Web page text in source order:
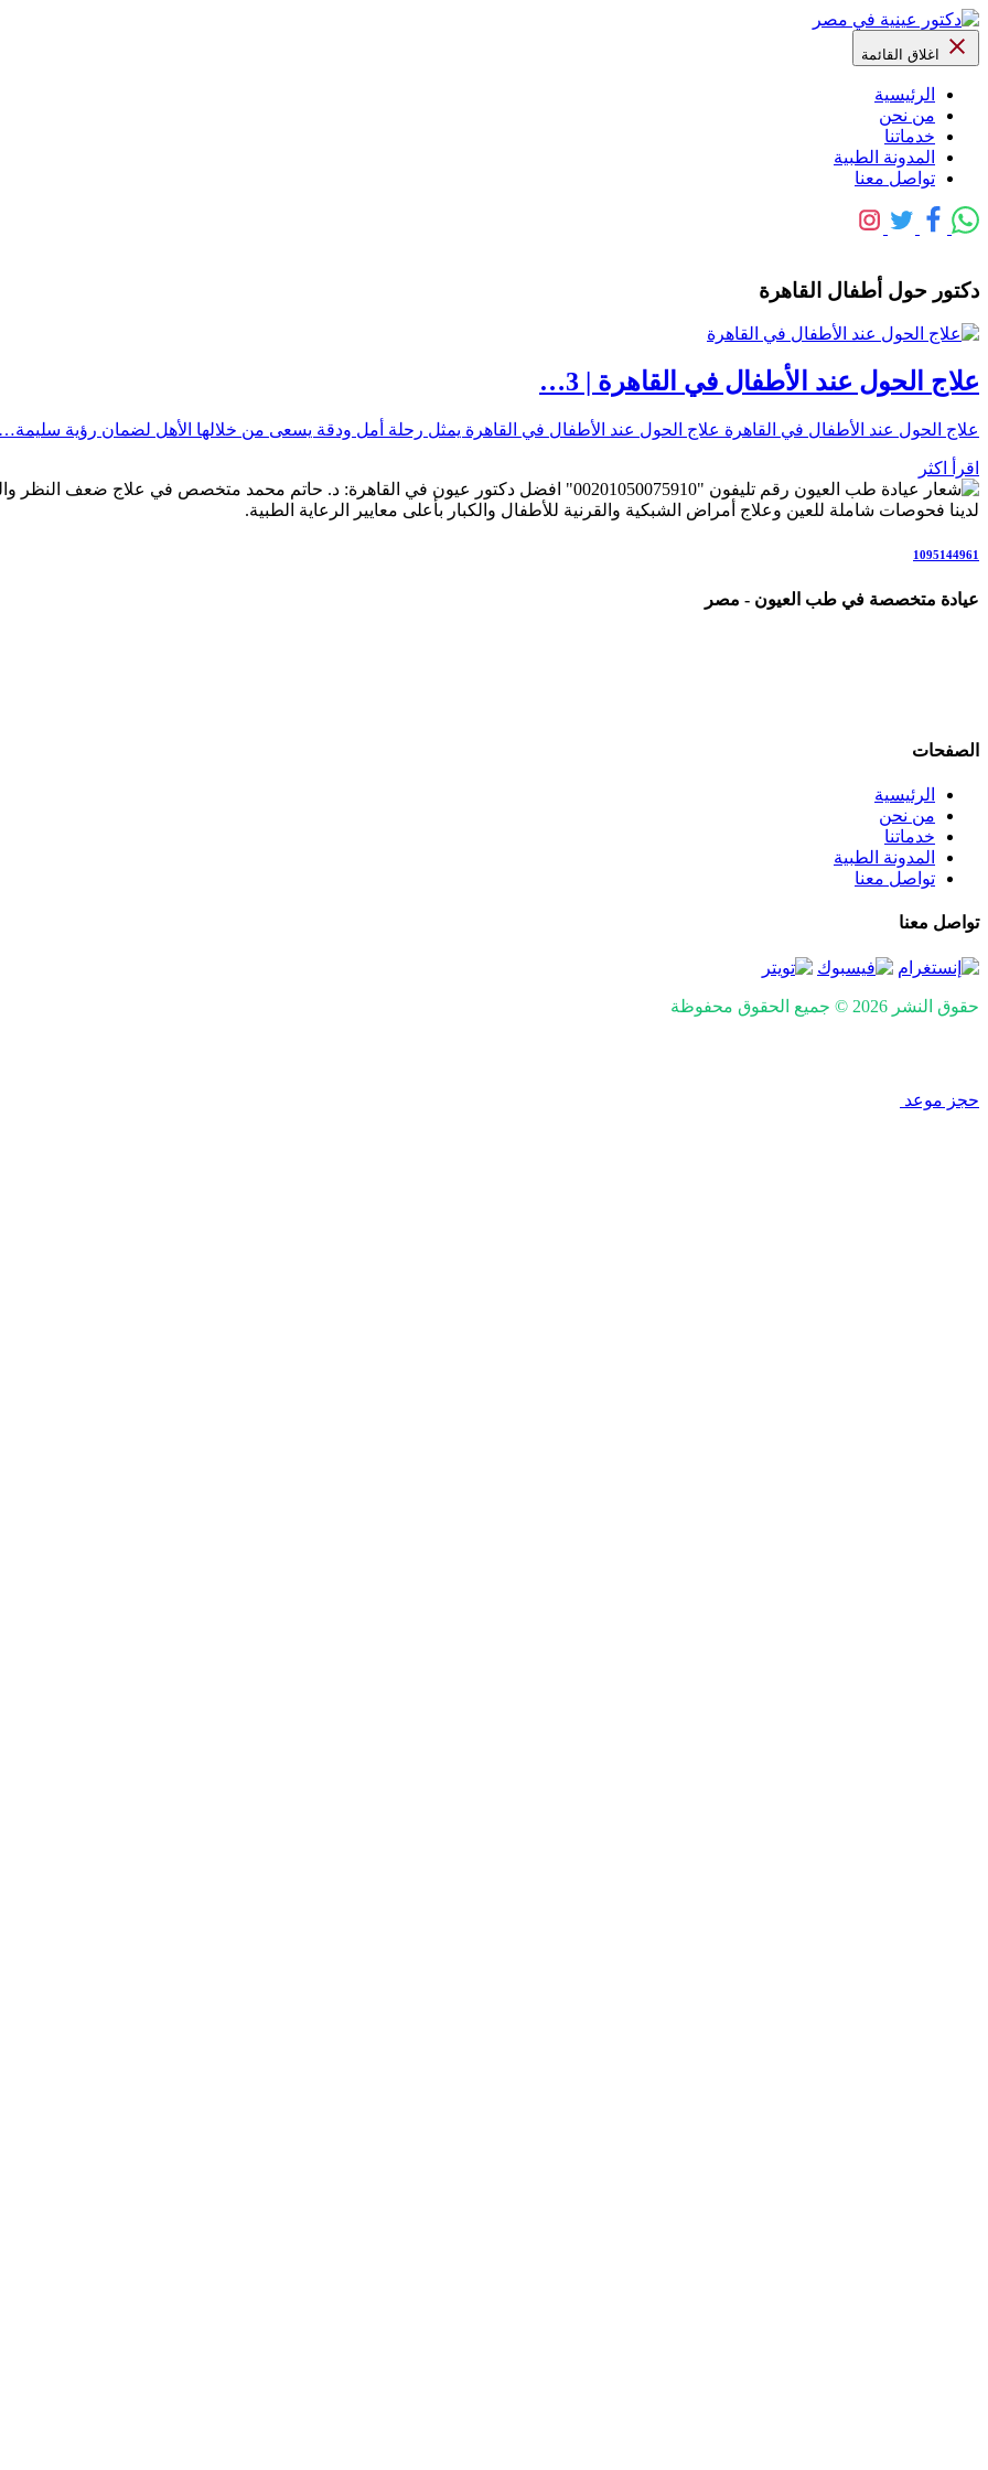
اغلاق القائمة
الرئيسية
من نحن
خدماتنا
المدونة الطبية
تواصل معنا
دكتور حول أطفال القاهرة
علاج الحول عند الأطفال في القاهرة | 3…
علاج الحول عند الأطفال في القاهرة علاج الحول عند الأطفال في القاهرة يمثل رحلة أمل ودقة يسعى من خلالها الأهل لضمان رؤية سليمة…
اقرأ اكثر
رقم تليفون "00201050075910" افضل دكتور عيون في القاهرة: د. حاتم محمد متخصص في علاج ضعف
لدينا فحوصات شاملة للعين وعلاج أمراض الشبكية والقرنية للأطفال والكبار بأعلى معايير الرعاية الطبية.
1095144961
عيادة متخصصة في طب العيون - مصر
الصفحات
الرئيسية
من نحن
خدماتنا
المدونة الطبية
تواصل معنا
تواصل معنا
حقوق النشر 2026 © جميع الحقوق محفوظة
حجز موعد